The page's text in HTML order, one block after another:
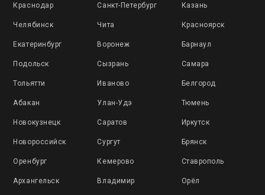
Краснодар Санкт-Петербург Казань
Челябинск Чита Красноярск
Екатеринбург Воронеж Барнаул
Подольск Сызрань Самара
Тольятти Иваново Белгород
Абакан Улан-Удэ Тюмень
Новокузнецк Саратов Иркутск
Новороссийск Сургут Брянск
Оренбург Кемерово Ставрополь
Архангельск Владимир Орёл